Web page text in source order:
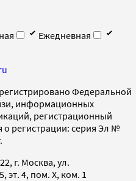
Ежедневная
Федеральной
информационных
регистрационный
регистрации: серия Эл №
г. Москва, ул.
эт. 4, пом. X, ком. 1